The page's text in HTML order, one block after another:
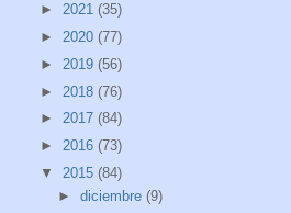
► 2021 (35)
► 2020 (77)
► 2019 (56)
► 2018 (76)
► 2017 (84)
► 2016 (73)
▼ 2015 (84)
► diciembre (9)